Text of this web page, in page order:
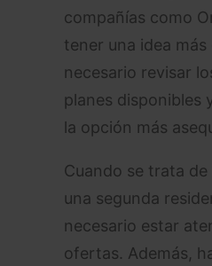
compañías como
tener una idea más
necesario revisar
planes disponibles
la opción más
Cuando se trata
una segunda
necesario estar
ofertas. Además,